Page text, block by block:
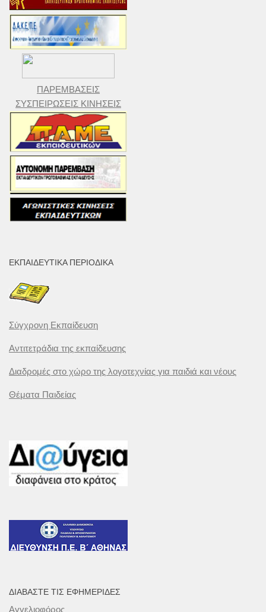
ΠΑΡΕΜΒΑΣΕΙΣ
ΣΥΣΠΕΙΡΩΣΕΙΣ ΚΙΝΗΣΕΙΣ
ΕΚΠΑΙΔΕΥΤΙΚΆ ΠΕΡΙΟΔΙΚΆ
Σύγχρονη Εκπαίδευση
Αντιτετράδια της εκπαίδευσης
Διαδρομές στο χώρο της λογοτεχνίας για παιδιά και νέους
Θέματα Παιδείας
ΔΙΑΒΆΣΤΕ ΤΙΣ ΕΦΗΜΕΡΊΔΕΣ
Αγγελιοφόρος